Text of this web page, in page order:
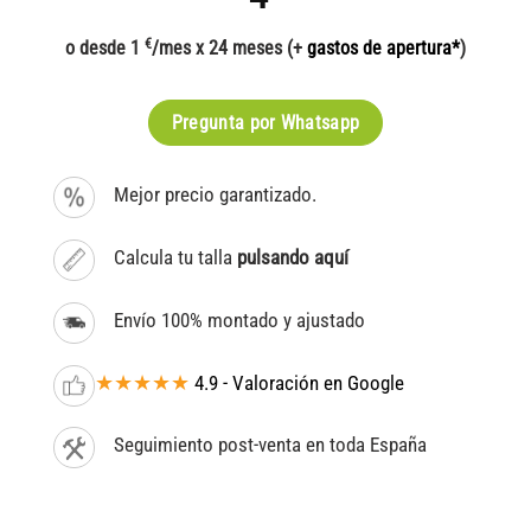
o desde 1 €/mes x 24 meses (+ gastos de apertura*)
Pregunta por Whatsapp
Mejor precio garantizado.
Calcula tu talla pulsando aquí
Envío 100% montado y ajustado
★★★★★ 4.9 - Valoración en Google
Seguimiento post-venta en toda España